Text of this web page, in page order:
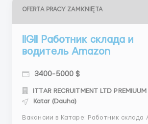
OFERTA PRACY ZAMKNIĘTA
llGll Работник склада и
водитель Amazon
3400-5000 $
ITTAR RECRUITMENT LTD PREMIUUM
Katar (Dauha)
Вакансии в Катаре: Работник склада